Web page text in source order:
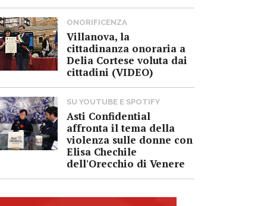
ONORIFICENZA
Villanova, la
cittadinanza onoraria a
Delia Cortese voluta dai
cittadini (VIDEO)
SU YOUTUBE E SPOTIFY
Asti Confidential
affronta il tema della
violenza sulle donne con
Elisa Chechile
dell'Orecchio di Venere